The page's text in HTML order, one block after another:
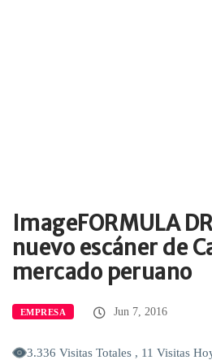
ImageFORMULA
nuevo escáner de
mercado peruano
EMPRESA Jun 7, 2016
3.336 Visitas Totales , 11 Visitas